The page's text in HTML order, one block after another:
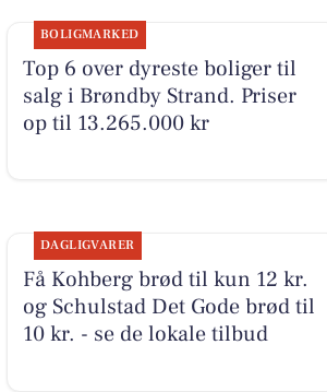
BOLIGMARKED
Top 6 over dyreste boliger til
salg i Brøndby Strand. Priser
op til 13.265.000 kr
DAGLIGVARER
Få Kohberg brød til kun 12 kr.
og Schulstad Det Gode brød til
10 kr. - se de lokale tilbud